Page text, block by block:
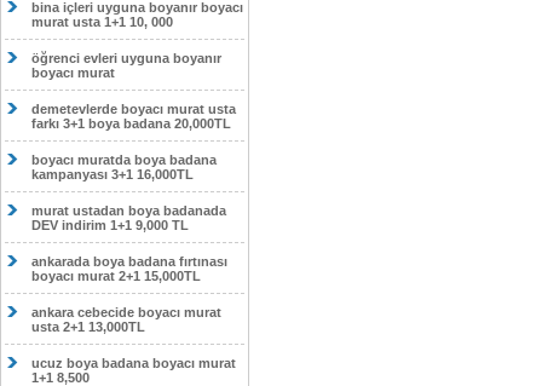
bina içleri uyguna boyanır boyacı
murat usta 1+1 10, 000
öğrenci evleri uyguna boyanır
boyacı murat
demetevlerde boyacı murat usta
farkı 3+1 boya badana 20,000TL
boyacı muratda boya badana
kampanyası 3+1 16,000TL
murat ustadan boya badanada
DEV indirim 1+1 9,000 TL
ankarada boya badana fırtınası
boyacı murat 2+1 15,000TL
ankara cebecide boyacı murat
usta 2+1 13,000TL
ucuz boya badana boyacı murat
1+1 8,500